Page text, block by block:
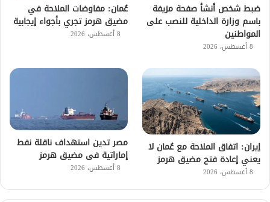
ضبط شخص أنشأ صفحة مزيفة
باسم وزارة الداخلية للنصب على
المواطنين
8 أغسطس، 2026
عُمان: مفاوضات الملاحة في
مضيق هرمز تجري بأجواء إيجابية
8 أغسطس، 2026
إيران: اتفاق الملاحة مع عُمان لا
يعني إعادة فتح مضيق هرمز
8 أغسطس، 2026
مصر تدين استهداف ناقلة نفط
إماراتية فى مضيق هرمز
8 أغسطس، 2026